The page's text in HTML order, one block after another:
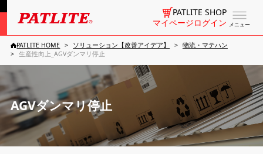
メニュー
PATLITE SHOP
マイページログイン
PATLITE HOME ソリューション【改善アイデア】
物流・マテハン
生産性向上_AGVダンマリ停止
AGVダンマリ停止